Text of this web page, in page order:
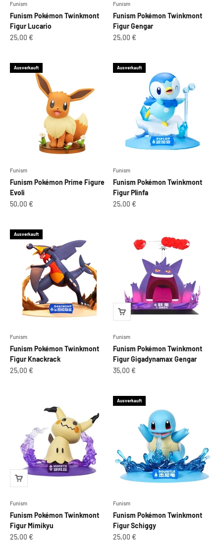
Funism
Funism Pokémon Twinkmont
Figur Lucario
Angebot
25,00 €
Funism
Funism Pokémon Twinkmont
Figur Gengar
Angebot
25,00 €
Ausverkauft
Funism
Funism Pokémon Prime Figure
Evoli
Angebot
50,00 €
Ausverkauft
Funism
Funism Pokémon Twinkmont
Figur Plinfa
Angebot
25,00 €
Ausverkauft
Funism
Funism Pokémon Twinkmont
Figur Knackrack
Angebot
25,00 €
Funism
Funism Pokémon Twinkmont
Figur Gigadynamax Gengar
Angebot
35,00 €
Funism
Funism Pokémon Twinkmont
Figur Mimikyu
Angebot
25,00 €
Ausverkauft
Funism
Funism Pokémon Twinkmont
Figur Schiggy
Angebot
25,00 €